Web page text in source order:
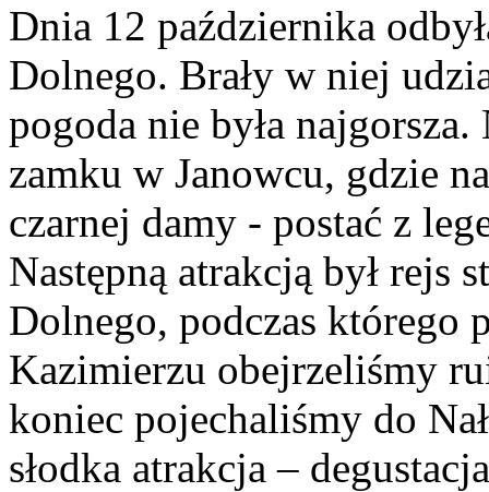
Dnia 12 października
Dolnego. Brały w niej
pogoda nie była
zamku w Janowcu, gdzie
czarnej damy - postać z
Następną atrakcją był rejs
Dolnego, podczas
Kazimierzu obejrzeliśmy
koniec pojechaliśmy do
słodka atrakcja –